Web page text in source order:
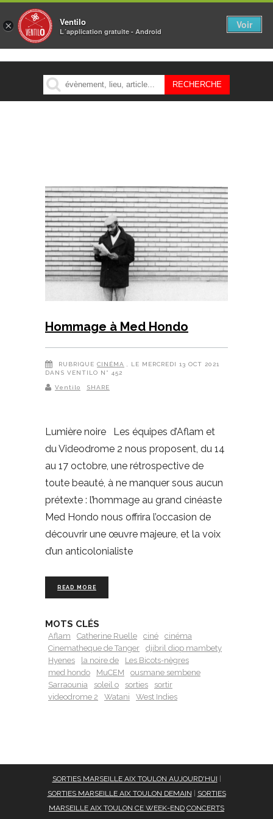
MENU
Hommage à Med Hondo
RUBRIQUE CINÉMA
, LE MERCREDI 13 OCT 2021
DANS VENTILO N° 452
Ventilo SHARE
Lumière noire Les équipes d’Aflam et
du Videodrome 2 nous proposent, du 14
au 17 octobre, une rétrospective de
toute beauté, à ne manquer sous aucun
prétexte : l’hommage au grand cinéaste
Med Hondo nous offrira l’occasion de
découvrir une œuvre majeure, et la voix
d’un anticolonialiste
READ MORE
MOTS CLÉS
Aflam Catherine Ruelle ciné
cinéma
Cinematheque de Tanger
djibril diop mambety
Hyenes
la noire de
Les Bicots-nègres
med hondo
MuCEM
ousmane sembene
Sarraounia
soleil o sorties
sortir
videodrome 2
Watani West Indies
SORTIES MARSEILLE AIX TOULON AUJOURD'HUI
SORTIES MARSEILLE AIX TOULON DEMAIN
SORTIES
MARSEILLE AIX TOULON CE WEEK-END CONCERTS
× Ventilo
L´application gratuite - Android
Voir